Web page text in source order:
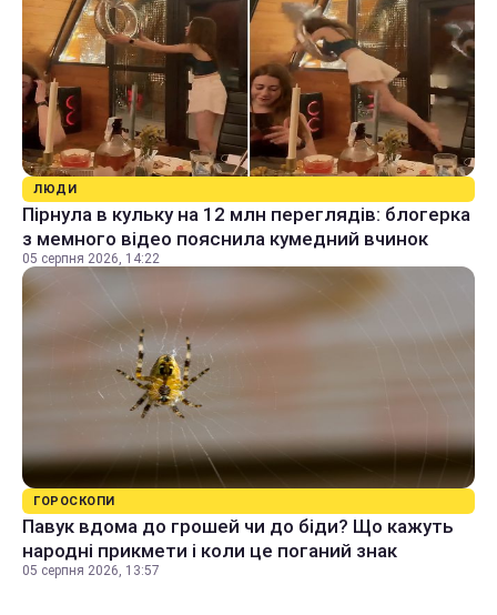
ЛЮДИ
Пірнула в кульку на 12 млн переглядів: блогерка
з мемного відео пояснила кумедний вчинок
05 серпня 2026, 14:22
ГОРОСКОПИ
Павук вдома до грошей чи до біди? Що кажуть
народні прикмети і коли це поганий знак
05 серпня 2026, 13:57